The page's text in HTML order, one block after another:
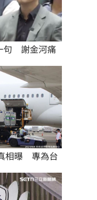
　謝金河痛
相曝　專為台